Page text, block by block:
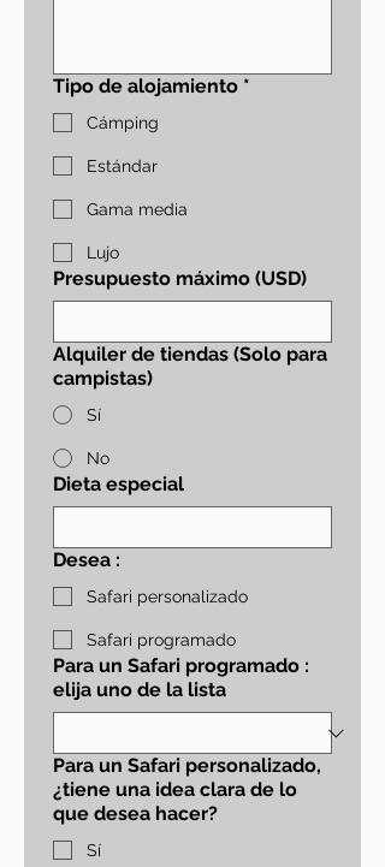
Tipo de alojamiento *
Cámping
Estándar
Gama media
Lujo
Presupuesto máximo (USD)
Alquiler de tiendas (Solo para
campistas)
Sí
No
Dieta especial
Desea :
Safari personalizado
Safari programado
Para un Safari programado :
elija uno de la lista
Para un Safari personalizado,
¿tiene una idea clara de lo
que desea hacer?
Sí